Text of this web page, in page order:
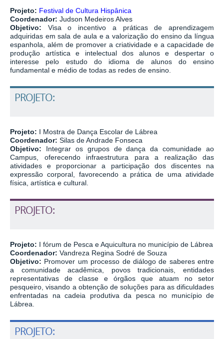
Projeto: Festival de Cultura Hispânica
Coordenador: Judson Medeiros Alves
Objetivo: Visa o incentivo a práticas de aprendizagem
adquiridas em sala de aula e a valorização do ensino da língua
espanhola, além de promover a criatividade e a capacidade de
produção artística e intelectual dos alunos e despertar o
interesse pelo estudo do idioma de alunos do ensino
fundamental e médio de todas as redes de ensino.
PROJETO:
Projeto: I Mostra de Dança Escolar de Lábrea
Coordenador: Silas de Andrade Fonseca
Objetivo: Integrar os grupos de dança da comunidade ao
Campus, oferecendo infraestrutura para a realização das
atividades e proporcionar a participação dos discentes na
expressão corporal, favorecendo a prática de uma atividade
física, artística e cultural.
PROJETO:
Projeto: I fórum de Pesca e Aquicultura no município de Lábrea
Coordenador: Vandreza Regina Sodré de Souza
Objetivo: Promover um processo de diálogo de saberes entre
a comunidade acadêmica, povos tradicionais, entidades
representativas de classe e órgãos que atuam no setor
pesqueiro, visando a obtenção de soluções para as dificuldades
enfrentadas na cadeia produtiva da pesca no município de
Lábrea.
PROJETO: